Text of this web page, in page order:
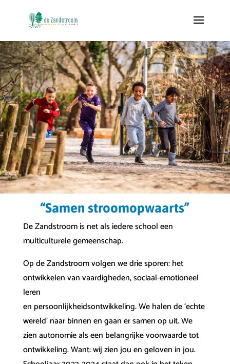
“Samen stroomopwaarts”
De Zandstroom is net als iedere school een
multiculturele gemeenschap.
Op de Zandstroom volgen we drie sporen: het
ontwikkelen van vaardigheden, sociaal-emotioneel
leren
en persoonlijkheidsontwikkeling. We halen de ‘echte
wereld’ naar binnen en gaan er samen op uit. We
zien autonomie als een belangrijke voorwaarde tot
ontwikkeling. Want: wij zien jou en geloven in jou.